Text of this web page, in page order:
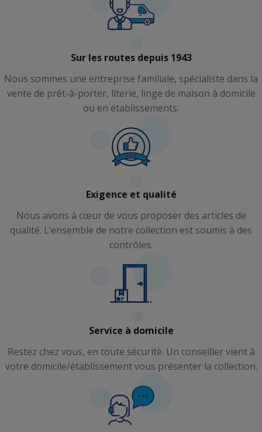
Sur les routes depuis 1943
Nous sommes une entreprise familiale, spécialiste dans la
vente de prêt-à-porter, literie, linge de maison à domicile
ou en établissements.
Exigence et qualité
Nous avons à cœur de vous proposer des articles de
qualité. L’ensemble de notre collection est soumis à des
contrôles.
Service à domicile
Restez chez vous, en toute sécurité. Un conseiller vient à
votre domicile/établissement vous présenter la collection.